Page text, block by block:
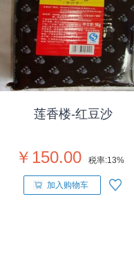
莲香楼-红豆沙
￥150.00 税率:13%
加入购物车